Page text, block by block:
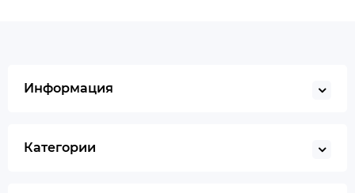
Информация
Категории